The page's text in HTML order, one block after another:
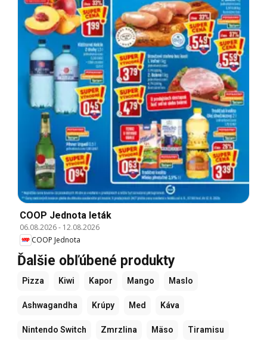
COOP Jednota leták
06.08.2026- 12.08.2026
COOP Jednota
Ďalšie obľúbené produkty
Pizza Kiwi Kapor Mango Maslo
Ashwagandha Krúpy Med Káva
Nintendo Switch Zmrzlina Mäso Tiramisu